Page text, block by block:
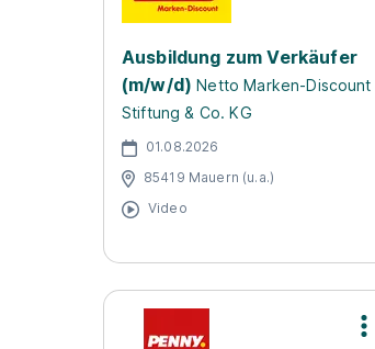
Ausbildung zum Verkäufer
(m/w/d) Netto Marken-Discount
Stiftung & Co. KG
01.08.2026
85419 Mauern (u.a.)
Video